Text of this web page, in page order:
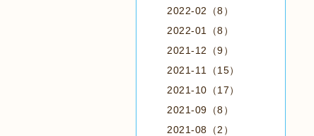
2022-02（8）
2022-01（8）
2021-12（9）
2021-11（15）
2021-10（17）
2021-09（8）
2021-08（2）